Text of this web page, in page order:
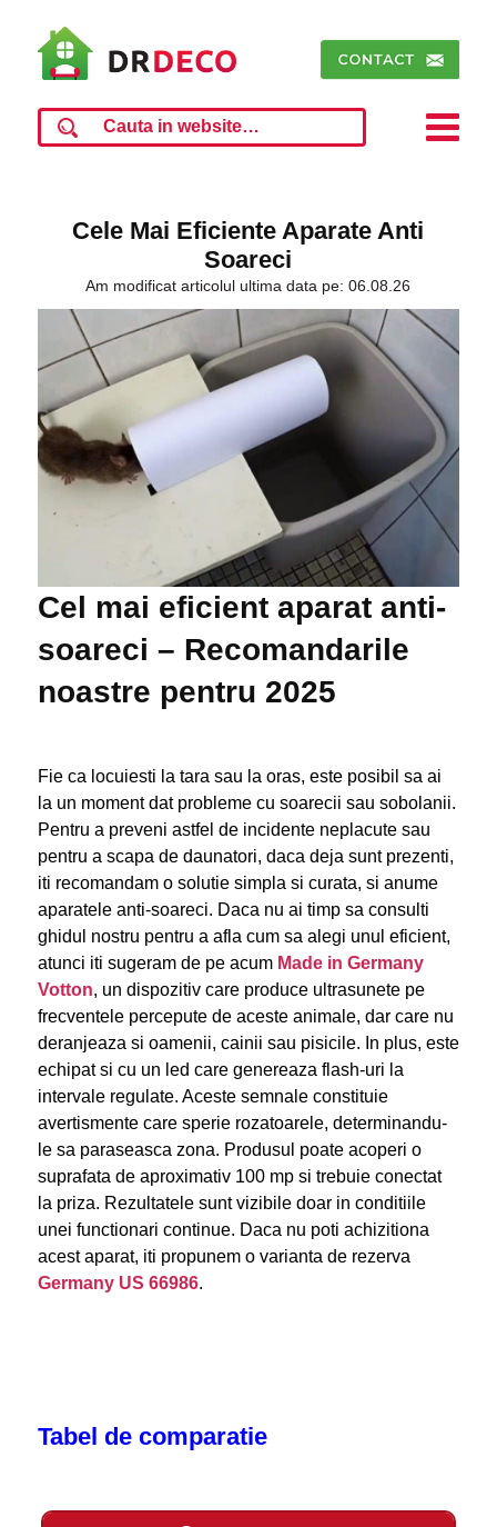
Cele Mai Eficiente Aparate Anti
Soareci
Am modificat articolul ultima data pe: 06.08.26
Cel mai eficient aparat anti-
soareci – Recomandarile
noastre pentru 2025
Fie ca locuiesti la tara sau la oras, este posibil sa ai
la un moment dat probleme cu soarecii sau sobolanii.
Pentru a preveni astfel de incidente neplacute sau
pentru a scapa de daunatori, daca deja sunt prezenti,
iti recomandam o solutie simpla si curata, si anume
aparatele anti-soareci. Daca nu ai timp sa consulti
ghidul nostru pentru a afla cum sa alegi unul eficient,
atunci iti sugeram de pe acum Made in Germany
Votton, un dispozitiv care produce ultrasunete pe
frecventele percepute de aceste animale, dar care nu
deranjeaza si oamenii, cainii sau pisicile. In plus, este
echipat si cu un led care genereaza flash-uri la
intervale regulate. Aceste semnale constituie
avertismente care sperie rozatoarele, determinandu-
le sa paraseasca zona. Produsul poate acoperi o
suprafata de aproximativ 100 mp si trebuie conectat
la priza. Rezultatele sunt vizibile doar in conditiile
unei functionari continue. Daca nu poti achizitiona
acest aparat, iti propunem o varianta de rezerva
Germany US 66986.
Tabel de comparatie